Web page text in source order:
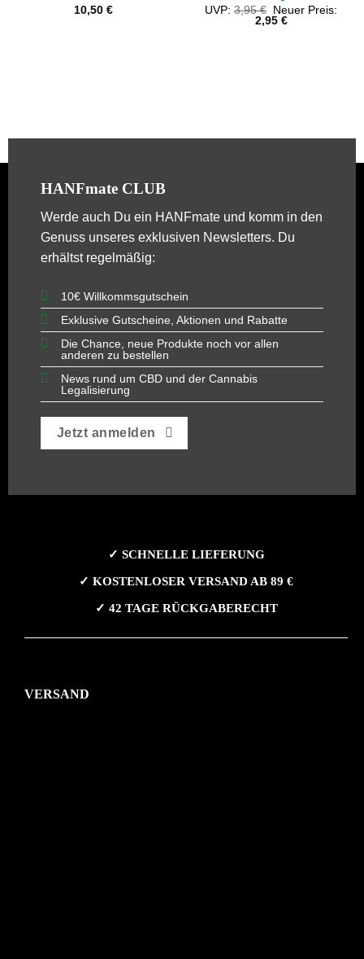
10,50 €
UVP: 3,95€
Ursprünglicher
Preis
Neuer Preis:
2,95 €Aktueller
HANFmate CLUB
Werde auch Du ein HANFmateund komm in den
Genuss unseres exklusiven Newsletters. Du
erhältst regelmäßig:
10€ Willkommsgutschein
Exklusive Gutscheine, Aktionen und Rabatte
Die Chance, neue Produkte noch vor allen
anderen zu bestellen
News rund um CBD und der Cannabis
Legalisierung
Jetzt anmelden
✓ SCHNELLE LIEFERUNG
✓ KOSTENLOSER VERSAND AB 89 €
✓ 42 TAGE RÜCKGABERECHT
VERSAND